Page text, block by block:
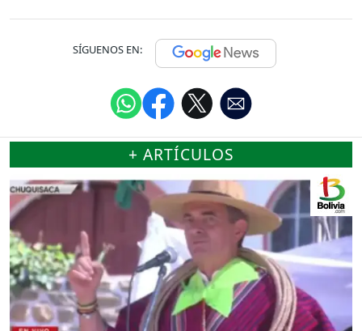
SÍGUENOS EN:
+ ARTÍCULOS